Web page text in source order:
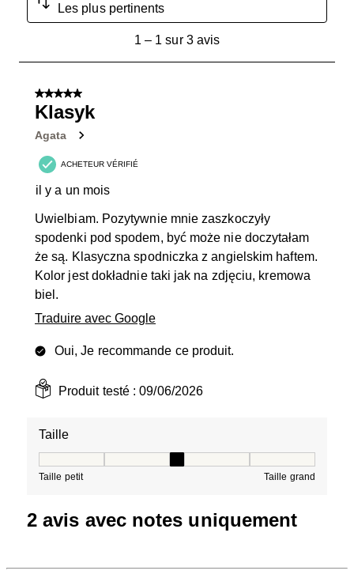
Les plus pertinents
sur
avis.
1– 1 sur 3 avis
5 sur 5 étoiles.
Klasyk
Agata
ACHETEUR VÉRIFIÉ
il y a un mois
Uwielbiam. Pozytywnie mnie zaszkoczyły
spodenki pod spodem, być może nie doczytałam
że są. Klasyczna spodniczka z angielskim haftem.
Kolor jest dokładnie taki jak na zdjęciu, kremowa
biel.
Traduire avec Google
Oui, Je recommande ce produit.
Produit testé :09/06/2026
Taille
Taille petit Taille grand
2 avis avec notes uniquement